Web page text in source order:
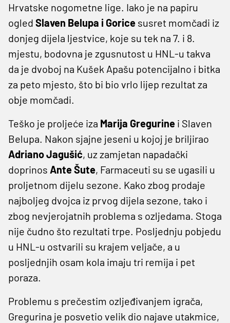
Hrvatske nogometne lige. Iako je na papiru
ogled Slaven Belupa i Gorice susret momčadi iz
donjeg dijela ljestvice, koje su tek na 7. i 8.
mjestu, bodovna je zgusnutost u HNL-u takva
da je dvoboj na Kušek Apašu potencijalno i bitka
za peto mjesto, što bi bio vrlo lijep rezultat za
obje momčadi.
Teško je proljeće iza Marija Gregurine i Slaven
Belupa. Nakon sjajne jeseni u kojoj je briljirao
Adriano Jagušić, uz zamjetan napadački
doprinos Ante Šute, Farmaceuti su se ugasili u
proljetnom dijelu sezone. Kako zbog prodaje
najboljeg dvojca iz prvog dijela sezone, tako i
zbog nevjerojatnih problema s ozljedama. Stoga
nije čudno što rezultati trpe. Posljednju pobjedu
u HNL-u ostvarili su krajem veljače, a u
posljednjih osam kola imaju tri remija i pet
poraza.
Problemu s prečestim ozljeđivanjem igrača,
Gregurina je posvetio velik dio najave utakmice,